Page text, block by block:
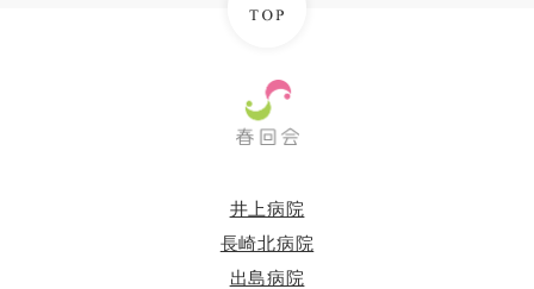
井上病院
長崎北病院
出島病院